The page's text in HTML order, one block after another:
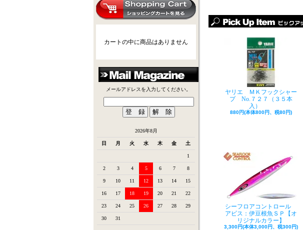
カートの中に商品はありません
メールアドレスを入力してください。
2026年8月
日 月 火 水 木 金 土
1
2 3 4 5 6 7 8
9 10 11 12 13 14 15
16 17 18 19 20 21 22
23 24 25 26 27 28 29
30 31
ヤリエ ＭＫフックシャー
プ No.７２７（３５本
入）
880円(本体800円、税80円)
シーフロアコントロール
アビス：伊豆根魚ＳＰ【オ
リジナルカラー】
3,300円(本体3,000円、税300円)